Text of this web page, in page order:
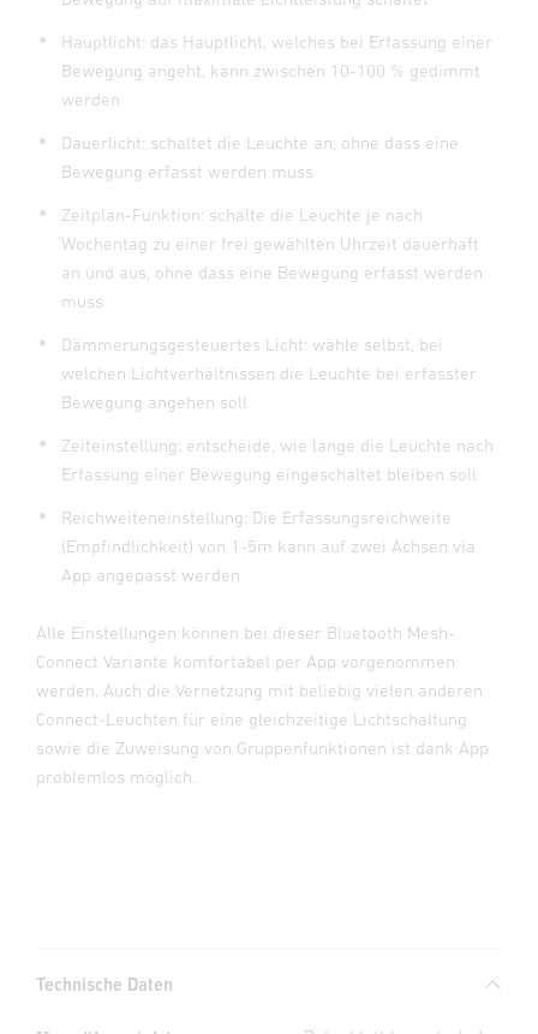
Hauptlicht: das Hauptlicht, welches bei Erfassung einer
Bewegung angeht, kann zwischen 10-100 % gedimmt
werden
Dauerlicht: schaltet die Leuchte an, ohne dass eine
Bewegung erfasst werden muss
Zeitplan-Funktion: schalte die Leuchte je nach
Wochentag zu einer frei gewählten Uhrzeit dauerhaft
an und aus, ohne dass eine Bewegung erfasst werden
muss
Dämmerungsgesteuertes Licht: wähle selbst, bei
welchen Lichtverhältnissen die Leuchte bei erfasster
Bewegung angehen soll
Zeiteinstellung: entscheide, wie lange die Leuchte nach
Erfassung einer Bewegung eingeschaltet bleiben soll
Reichweiteneinstellung: Die Erfassungsreichweite
(Empfindlichkeit) von 1-5m kann auf zwei Achsen via
App angepasst werden
Alle Einstellungen können bei dieser Bluetooth Mesh-
Connect Variante komfortabel per App vorgenommen
werden. Auch die Vernetzung mit beliebig vielen anderen
Connect-Leuchten für eine gleichzeitige Lichtschaltung
sowie die Zuweisung von Gruppenfunktionen ist dank App
problemlos möglich.
Technische Daten